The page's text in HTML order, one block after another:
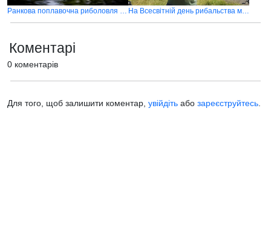
Ранкова поплавочна риболовля в травні на затишній водоймі На Всесвітній день рибальства може щось і клюнути
Коментарі
0 коментарів
Для того, щоб залишити коментар, увійдіть або зареєструйтесь